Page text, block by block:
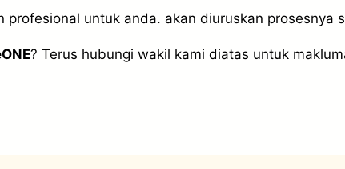
untuk anda. akan diuruskan prosesnya
? Terus hubungi wakil kami diatas untuk